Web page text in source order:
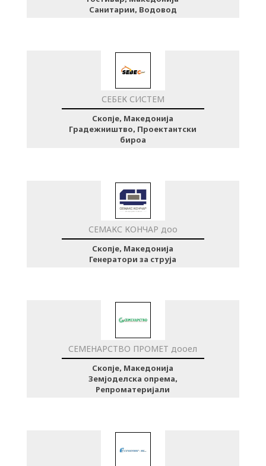
Санитарии, Водовод
СЕБЕК СИСТЕМ
Скопје, Македонија
Градежништво, Проектантски
бироа
СЕМАКС КОНЧАР доо
Скопје, Македонија
Генератори за струја
СЕМЕНАРСТВО ПРОМЕТ дооел
Скопје, Македонија
Земјоделска опрема,
Репроматеријали